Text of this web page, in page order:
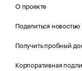
О проекте
Поделиться
Получить пробный
Корпоративная